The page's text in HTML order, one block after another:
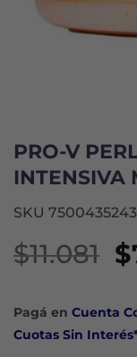
PRO-V
INTENSIVA
SKU
$11.081 El
$
Pagá en Cuenta
Cuotas Sin